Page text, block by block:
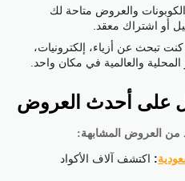
والعروض متاحة لك
أو اشتراك معقد.
تبحث عن أزياء، إلكترونيات،
والعالمية في مكان واحد.
على أحدث العروض
من العروض المشابهة:
: اكتشف آلاف الأكواد